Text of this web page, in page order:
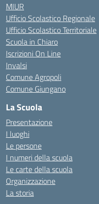
MIUR
Ufficio Scolastico Regionale
Ufficio Scolastico Territoriale
Scuola in Chiaro
Iscrizioni On Line
Invalsi
Comune Agropoli
Comune Giungano
La Scuola
Presentazione
I luoghi
Le persone
I numeri della scuola
Le carte della scuola
Organizzazione
La storia